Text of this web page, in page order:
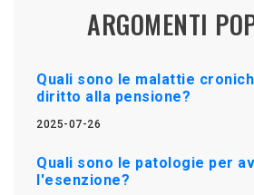
ARGOMENTI
Quali sono le malattie
diritto alla pensione?
2025-07-26
Quali sono le patologie per
l'esenzione?